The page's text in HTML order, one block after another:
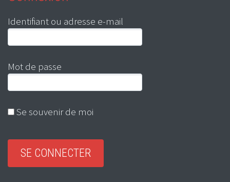
Identifiant ou adresse e-mail
Mot de passe
Se souvenir de moi